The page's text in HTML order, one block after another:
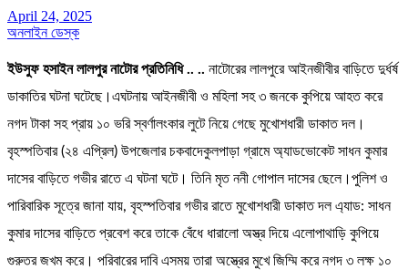
April 24, 2025
অনলাইন ডেস্ক
ইউসুফ হসাইন লালপুর নাটোর প্রতিনিধি .. .. নাটোরের লালপুরে আইনজীবীর বাড়িতে দুর্ধর্ষ
ডাকাতির ঘটনা ঘটেছে।এঘটনায় আইনজীবী ও মহিলা সহ ৩ জনকে কুপিয়ে আহত করে
নগদ টাকা সহ প্রায় ১০ ভরি স্বর্ণালংকার লুটে নিয়ে গেছে মুখোশধারী ডাকাত দল।
বৃহস্পতিবার (২৪ এপ্রিল) উপজেলার চকবাদেকুলপাড়া গ্রামে অ্যাডভোকেট সাধন কুমার
দাসের বাড়িতে গভীর রাতে এ ঘটনা ঘটে। তিনি মৃত ননী গোপাল দাসের ছেলে।পুলিশ ও
পারিবারিক সূত্রে জানা যায়, বৃহস্পতিবার গভীর রাতে মুখোশধারী ডাকাত দল এ্যাড: সাধন
কুমার দাসের বাড়িতে প্রবেশ করে তাকে বেঁধে ধারালো অস্ত্র দিয়ে এলোপাথাড়ি কুপিয়ে
গুরুতর জখম করে। পরিবারের দাবি এসময় তারা অস্ত্রের মুখে জিম্মি করে নগদ ৩ লক্ষ ১০